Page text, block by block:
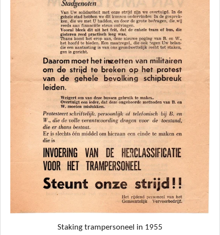
Staking trampersoneel in 1955